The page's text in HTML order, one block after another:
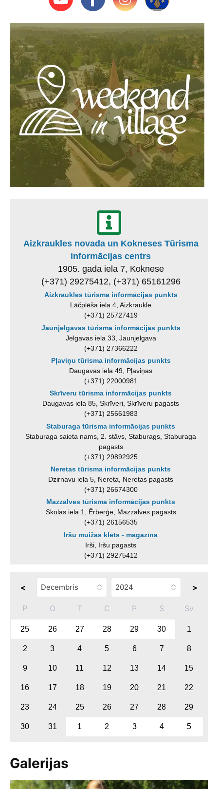
Aizkraukles novada un Kokneses Tūrisma
informācijas centrs
1905. gada iela 7, Koknese
(+371) 29275412, (+371) 65161296
Aizkraukles tūrisma informācijas punkts
Lāčplēša iela 4, Aizkraukle
(+371) 25727419
Jaunjelgavas tūrisma informācijas punkts
Jelgavas iela 33, Jaunjelgava
(+371) 27366222
Pļaviņu tūrisma informācijas punkts
Daugavas iela 49, Pļaviņas
(+371) 22000981
Skrīveru tūrisma informācijas punkts
Daugavas iela 85, Skrīveri, Skrīveru pagasts
(+371) 25661983
Staburaga tūrisma informācijas punkts
Staburaga saieta nams, 2. stāvs, Staburags, Staburaga
pagasts
(+371) 29892925
Neretas tūrisma informācijas punkts
Dzirnavu iela 5, Nereta, Neretas pagasts
(+371) 26674300
Mazzalves tūrisma informācijas punkts
Skolas iela 1, Ērberģe, Mazzalves pagasts
(+371) 26156535
Iršu muižas klēts - magazīna
Irši, Iršu pagasts
(+371) 29275412
< >
P O T C P S Sv
25 26 27 28 29 30 1
2 3 4 5 6 7 8
9 10 11 12 13 14 15
16 17 18 19 20 21 22
23 24 25 26 27 28 29
30 31 1 2 3 4 5
Galerijas